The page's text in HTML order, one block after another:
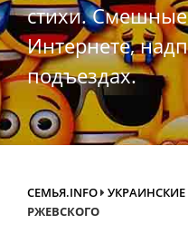
стихи.
Интернете,
подъездах.
СЕМЬЯ.INFO
РЖЕВСКОГО